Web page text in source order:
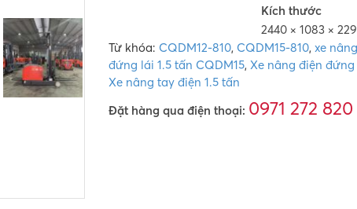
Kích thước
2440 × 1083 ×
Từ khóa: CQDM12-810, CQDM15-810,xe
đứng lái 1.5 tấn CQDM15,Xe nâng điện đứng
Xe nâng tay điện 1.5 tấn
Đặt hàng qua điện thoại: 0971 272 820